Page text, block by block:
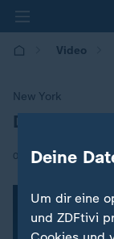
Video
New York
:De Blasio:
01.11.2017 | 15:40
Deine
Um dir eine
und ZDFtivi